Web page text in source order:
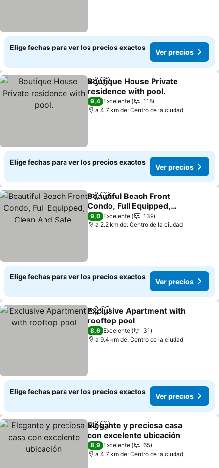
Elige fechas para ver los precios exactos
Ver precios
CompartirAgregar a favoritos
Boutique House Private
residence with pool.
9,4 Excelente
118
a 4.7 km de: Centro de la ciudad
Elige fechas para ver los precios exactos
Ver precios
CompartirAgregar a favoritos
Beautiful Beach Front
Condo, Full Equipped,
Clean And Safe.
9,0 Excelente
139
a 2.2 km de: Centro de la ciudad
Elige fechas para ver los precios exactos
Ver precios
CompartirAgregar a favoritos
Exclusive Apartment with
rooftop pool
8,6 Excelente
31
a 9.4 km de: Centro de la ciudad
Elige fechas para ver los precios exactos
Ver precios
CompartirAgregar a favoritos
Elegante y preciosa casa
con excelente ubicación
8,9 Excelente
65
a 4.7 km de: Centro de la ciudad